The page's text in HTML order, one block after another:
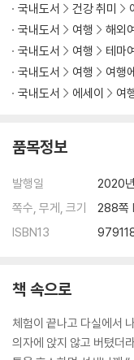
- 은각사, 카페 하나우사
30일차 5월 3일 교토의 봄
- 쇼세이엔, 크래프트하
31일차 5월 4일 천년의 세
- 이마미야 신사, 이치몬
국내도서
건강 취미
국내도서
여행 해외
국내도서
여행 테마
국내도서
여행
여행
국내도서
에세이 여
품목정보
발행일
2020
쪽수, 무게, 크기
288쪽
ISBN13
책 속으로
체험이 끝나고 다실에서
의자에 앉지 않고 버텼더